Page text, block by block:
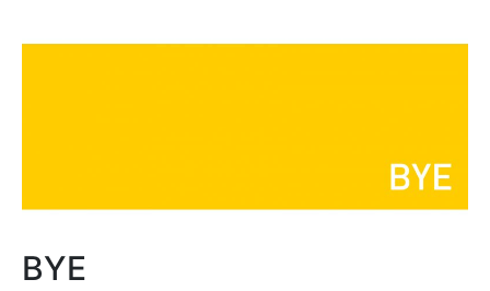
BYE